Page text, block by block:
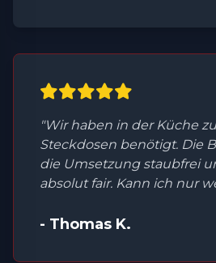
"Wir haben in der Küche
Steckdosen benötigt. Die
die Umsetzung staubfrei
absolut fair. Kann ich nur
- Thomas K.